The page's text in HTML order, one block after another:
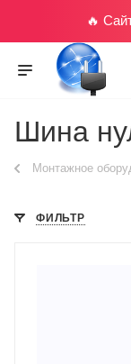
🔥
Шина
Монтажное
ФИЛЬТР